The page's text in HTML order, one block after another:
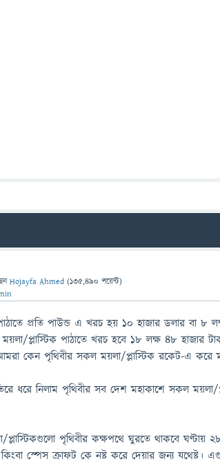
Hojayfa Ahmed (135,490 পয়েন্ট)
প্রতি পাউন্ড এ খরচ হয় ১০ হাজার ডলার বা ৮
প্লাস্টিক পাঠাতে খরচ হবে ১৮ লক্ষ ৪৮ হাজার
কেন পৃথিবীর সকল ময়লা/প্লাস্টিক রকেট-এ করে
ধরে নিলাম পৃথিবীর সব দেশ মহাকাশে সকল ময়লা/
পৃথিবীর কক্ষপথে ঘুরতে থাকবে ঘণ্টায়
কিংবা স্পেস ক্রাফট কে নষ্ট করে দেয়ার জন্য যথেষ্ট।